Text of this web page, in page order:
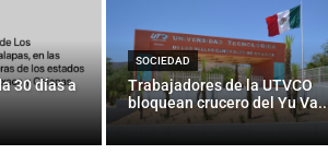
30 días a
SOCIEDAD
Trabajadores de la UTVCO
bloquean crucero del Yu
en
Por COMUNICADOS - 17/